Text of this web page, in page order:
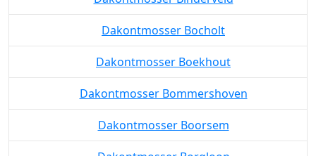
Dakontmosser Bocholt
Dakontmosser Boekhout
Dakontmosser Bommershoven
Dakontmosser Boorsem